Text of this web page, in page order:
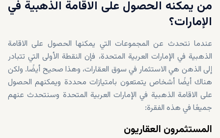
من يمكنه الحصول على الاقامة الذهبية في
الإمارات؟
عندما نتحدث عن المجموعات التي يمكنها الحصول على الاقامة
الذهبية في الإمارات العربية المتحدة، فإن النقطة الأولى التي تتبادر
إلى الذهن هي الاستثمار في سوق العقارات، وهذا صحيح أيضًا. ولكن
هناك أيضًا أشخاص يتمتعون بامتيازات محددة ويمكنهم الحصول
على الاقامة الذهبية في الإمارات العربية المتحدة وسنتحدث عنهم
جميعًا في هذه الفقرة:
المستثمرون العقاريون